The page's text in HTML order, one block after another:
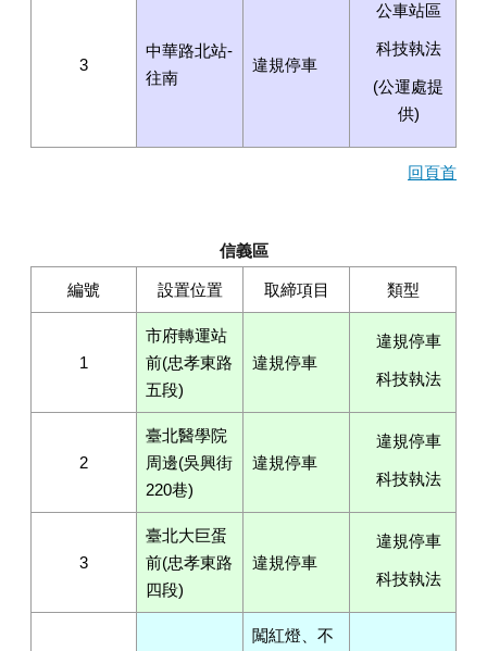
3
中華路北站-
往南
違規停車
公車站區
科技執法
(公運處提
供)
回頁首
信義區
編號 設置位置 取締項目 類型
1
市府轉運站
前(忠孝東路
五段)
違規停車
違規停車
科技執法
2
臺北醫學院
周邊(吳興街
220巷)
違規停車
違規停車
科技執法
3
臺北大巨蛋
前(忠孝東路
四段)
違規停車
違規停車
科技執法
闖紅燈、不